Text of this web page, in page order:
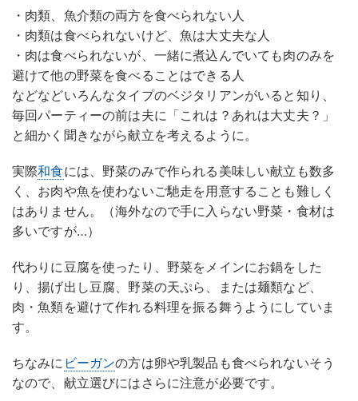
・肉類、魚介類の両方を食べられない人
・肉類は食べられないけど、魚は大丈夫な人
・肉は食べられないが、一緒に煮込んでいても肉のみを
避けて他の野菜を食べることはできる人
などなどいろんなタイプのベジタリアンがいると知り、
毎回パーティーの前は夫に「これは？あれは大丈夫？」
と細かく聞きながら献立を考えるように。
実際和食には、野菜のみで作られる美味しい献立も数多
く、お肉や魚を使わないご馳走を用意することも難しく
はありません。（海外なので手に入らない野菜・食材は
多いですが…）
代わりに豆腐を使ったり、野菜をメインにお鍋をした
り、揚げ出し豆腐、野菜の天ぷら、または麺類など、
肉・魚類を避けて作れる料理を振る舞うようにしていま
す。
ちなみに ビーガンの方は卵や乳製品も食べられないそう
なので、献立選びにはさらに注意が必要です。